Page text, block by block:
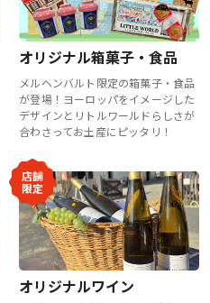
オリジナル箱菓子・食品
メルヘンバルト限定の箱菓子・食品
が登場！ヨーロッパをイメージした
デザインとリトルワールドらしさが
合わさってお土産にピッタリ！
店舗
限定
オリジナルワイン